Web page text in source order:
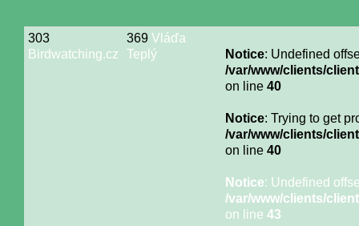
303
Birdwatching.cz
369 Vláďa
Teplý
Notice: Undefined
/var/www/clients/
on line 40
Notice: Trying to get
/var/www/clients/
on line 40
Notice: Undefined
/var/www/clients/
on line 43